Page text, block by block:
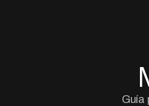
Guía